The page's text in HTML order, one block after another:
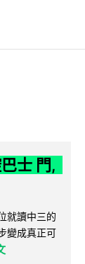
士 門,
就讀中三的
變成真正可